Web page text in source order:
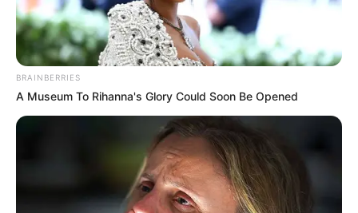
PAE DEL TOLIMA
Garantizan el PAE para
más de 37.000
estudiantes durante el
resto de 2025
PAE EN IBAGUÉ
BRAINBERRIES
A Museum To Rihanna's Glory Could Soon Be Opened